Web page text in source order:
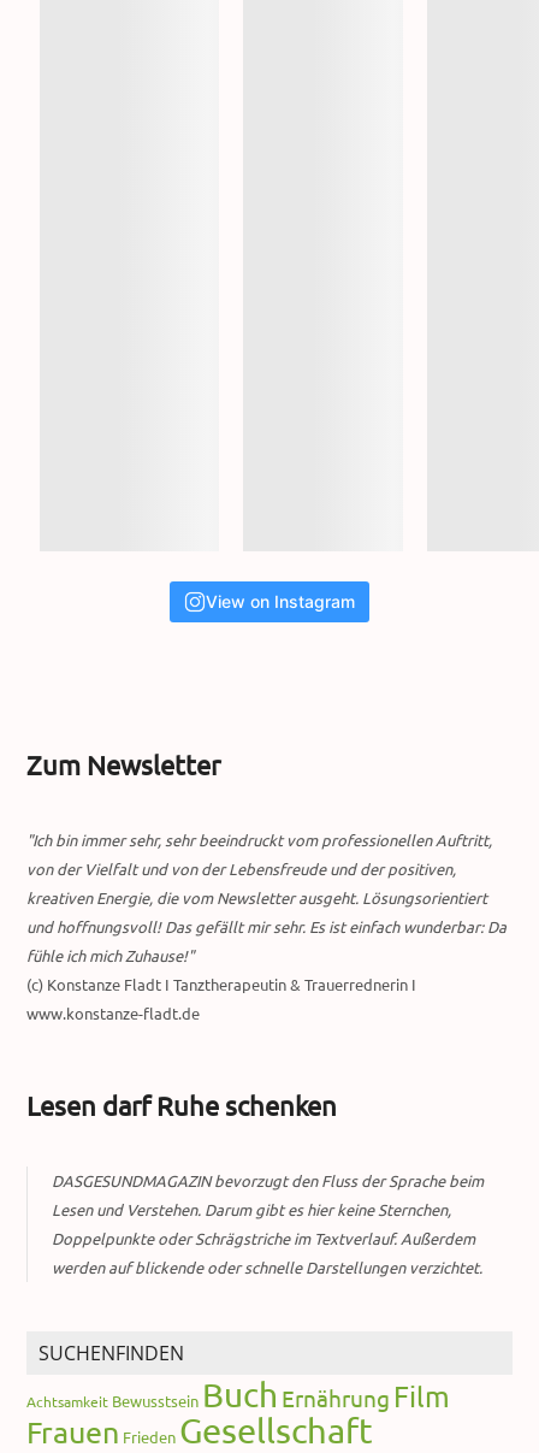
View on Instagram
Zum Newsletter
"Ich bin immer sehr, sehr beeindruckt vom professionellen Auftritt,
von der Vielfalt und von der Lebensfreude und der positiven,
kreativen Energie, die vom Newsletter ausgeht. Lösungsorientiert
und hoffnungsvoll! Das gefällt mir sehr. Es ist einfach wunderbar: Da
fühle ich mich Zuhause!"
(c) Konstanze Fladt I Tanztherapeutin & Trauerrednerin I
www.konstanze-fladt.de
Lesen darf Ruhe schenken
DASGESUNDMAGAZIN bevorzugt den Fluss der Sprache beim
Lesen und Verstehen. Darum gibt es hier keine Sternchen,
Doppelpunkte oder Schrägstriche im Textverlauf. Außerdem
werden auf blickende oder schnelle Darstellungen verzichtet.
SUCHENFINDEN
Achtsamkeit Bewusstsein Buch Ernährung Film
Frauen Frieden Gesellschaft